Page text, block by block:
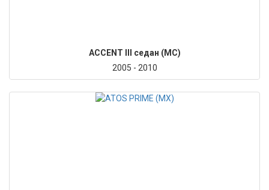
ACCENT III седан (MC)
2005 - 2010